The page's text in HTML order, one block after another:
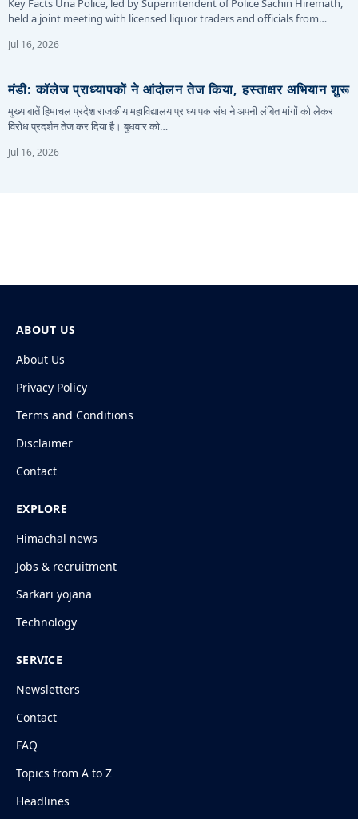
Key Facts Una Police, led by Superintendent of Police Sachin Hiremath,
held a joint meeting with licensed liquor traders and officials from…
Jul 16, 2026
मंडी: कॉलेज प्राध्यापकों ने आंदोलन तेज किया, हस्ताक्षर अभियान शुरू
मुख्य बातें हिमाचल प्रदेश राजकीय महाविद्यालय प्राध्यापक संघ ने अपनी लंबित मांगों को लेकर
विरोध प्रदर्शन तेज कर दिया है। बुधवार को…
Jul 16, 2026
ABOUT US
About Us
Privacy Policy
Terms and Conditions
Disclaimer
Contact
EXPLORE
Himachal news
Jobs & recruitment
Sarkari yojana
Technology
SERVICE
Newsletters
Contact
FAQ
Topics from A to Z
Headlines